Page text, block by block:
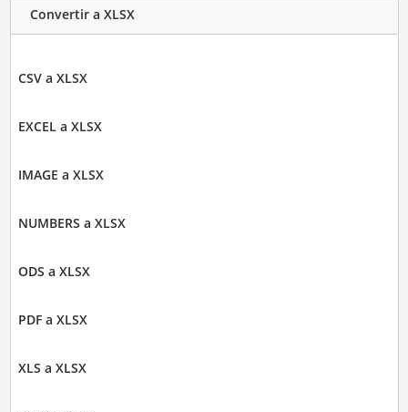
Convertir a XLSX
CSV a XLSX
EXCEL a XLSX
IMAGE a XLSX
NUMBERS a XLSX
ODS a XLSX
PDF a XLSX
XLS a XLSX